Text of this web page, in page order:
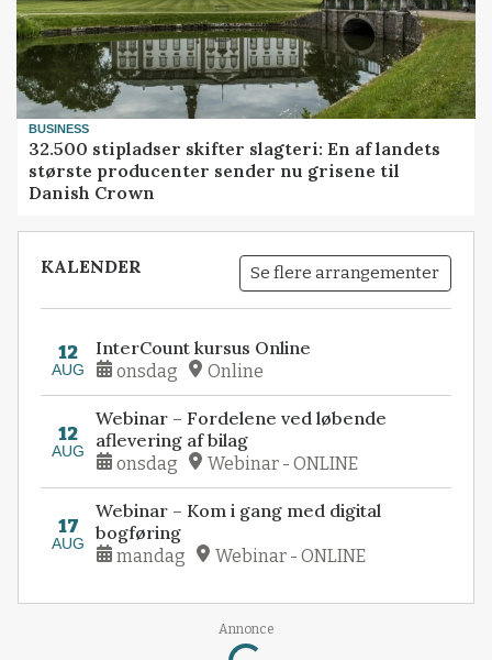
BUSINESS
32.500 stipladser skifter slagteri: En af landets
største producenter sender nu grisene til
Danish Crown
KALENDER Se flere arrangementer
12
AUG
InterCount kursus Online
onsdag Online
12
AUG
Webinar – Fordelene ved løbende
aflevering af bilag
onsdag Webinar - ONLINE
17
AUG
Webinar – Kom i gang med digital
bogføring
mandag Webinar - ONLINE
Annonce
Loading...